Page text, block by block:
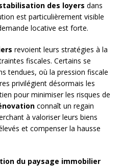
des loyers dans
est particulièrement visible
locative est forte.
revoient leurs stratégies à la
fiscales. Certains se
tendues, où la pression fiscale
privilégient désormais les
pour minimiser les risques de
connaît un regain
à valoriser leurs biens
et compenser la hausse
du paysage immobilier